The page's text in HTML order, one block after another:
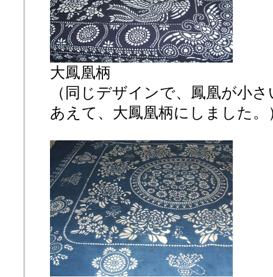
大鳳凰柄
（同じデザインで、鳳凰が小
あえて、大鳳凰柄にしました。